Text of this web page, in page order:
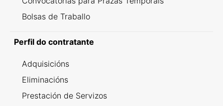
Bolsas de Traballo
Perfil do contratante
Adquisicións
Eliminacións
Prestación de Servizos